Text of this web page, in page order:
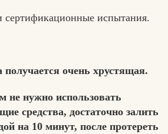
испытания.
получается очень хрустящая.
нужно использовать
средства, достаточно залить
на 10 минут, после протереть